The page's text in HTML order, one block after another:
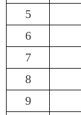
5
6
7
8
9